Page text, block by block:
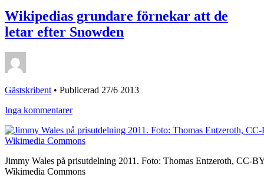
Wikipedias grundare förnekar att de
letar efter Snowden
Gästskribent • Publicerad 27/6 2013
Inga kommentarer
Jimmy Wales på prisutdelning 2011. Foto: Thomas Entzeroth, CC-
Wikimedia Commons